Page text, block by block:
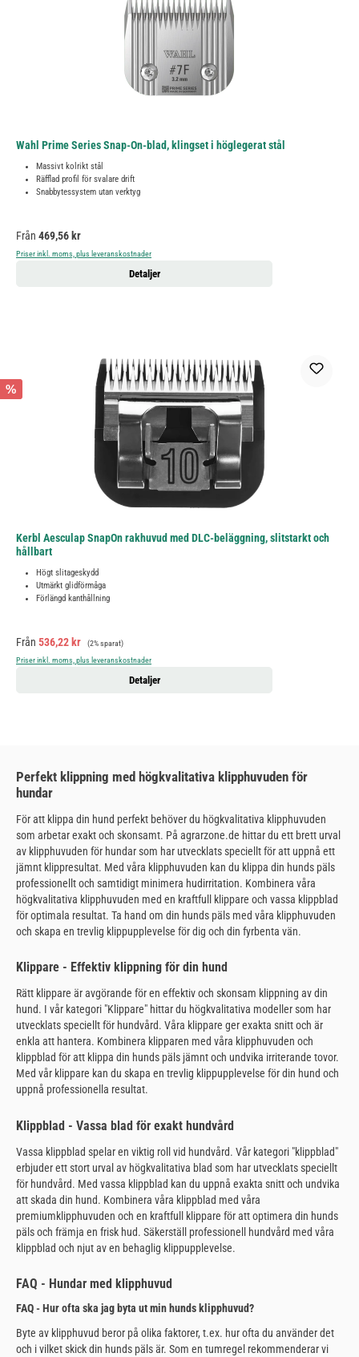
Wahl Prime Series Snap-On-blad, klingset i höglegerat stål
Massivt kolrikt stål
Räfflad profil för svalare drift
Snabbytessystem utan verktyg
Ordinarie pris:
Från 469,56 kr
Priser inkl. moms, plus leveranskostnader
Detaljer
%
Kerbl Aesculap SnapOn rakhuvud med DLC-beläggning, slitstarkt och
hållbart
Högt slitageskydd
Utmärkt glidförmåga
Förlängd kanthållning
Försäljningspris:
Från 536,22 kr Ordinarie pris:
(2% sparat)
Priser inkl. moms, plus leveranskostnader
Detaljer
Perfekt klippning med högkvalitativa klipphuvuden för
hundar
För att klippa din hund perfekt behöver du högkvalitativa klipphuvuden
som arbetar exakt och skonsamt. På agrarzone.de hittar du ett brett urval
av klipphuvuden för hundar som har utvecklats speciellt för att uppnå ett
jämnt klippresultat. Med våra klipphuvuden kan du klippa din hunds päls
professionellt och samtidigt minimera hudirritation. Kombinera våra
högkvalitativa klipphuvuden med en kraftfull klippare och vassa klippblad
för optimala resultat. Ta hand om din hunds päls med våra klipphuvuden
och skapa en trevlig klippupplevelse för dig och din fyrbenta vän.
Klippare - Effektiv klippning för din hund
Rätt klippare är avgörande för en effektiv och skonsam klippning av din
hund. I vår kategori "Klippare" hittar du högkvalitativa modeller som har
utvecklats speciellt för hundvård. Våra klippare ger exakta snitt och är
enkla att hantera. Kombinera klipparen med våra klipphuvuden och
klippblad för att klippa din hunds päls jämnt och undvika irriterande tovor.
Med vår klippare kan du skapa en trevlig klippupplevelse för din hund och
uppnå professionella resultat.
Klippblad - Vassa blad för exakt hundvård
Vassa klippblad spelar en viktig roll vid hundvård. Vår kategori "klippblad"
erbjuder ett stort urval av högkvalitativa blad som har utvecklats speciellt
för hundvård. Med vassa klippblad kan du uppnå exakta snitt och undvika
att skada din hund. Kombinera våra klippblad med våra
premiumklipphuvuden och en kraftfull klippare för att optimera din hunds
päls och främja en frisk hud. Säkerställ professionell hundvård med våra
klippblad och njut av en behaglig klippupplevelse.
FAQ - Hundar med klipphuvud
FAQ - Hur ofta ska jag byta ut min hunds klipphuvud?
Byte av klipphuvud beror på olika faktorer, t.ex. hur ofta du använder det
och i vilket skick din hunds päls är. Som en tumregel rekommenderar vi